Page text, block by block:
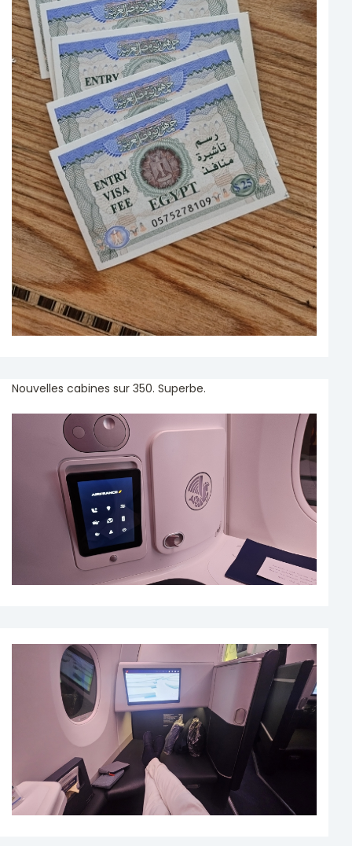
Nouvelles cabines sur 350. Superbe.